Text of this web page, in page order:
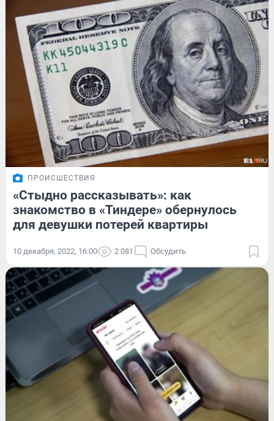
ПРОИСШЕСТВИЯ
«Стыдно рассказывать»: как
знакомство в «Тиндере» обернулось
для девушки потерей квартиры
10 декабря, 2022, 16:00 2 081 Обсудить